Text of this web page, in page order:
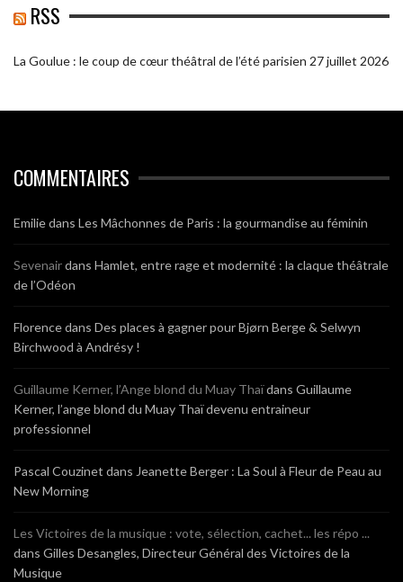
RSS
La Goulue : le coup de cœur théâtral de l’été parisien 27 juillet 2026
COMMENTAIRES
Emiliedans Les Mâchonnes de Paris : la gourmandise au féminin
Sevenairdans Hamlet, entre rage et modernité : la claque théâtrale
de l’Odéon
Florencedans Des places à gagner pour Bjørn Berge & Selwyn
Birchwood à Andrésy !
Guillaume Kerner, l’Ange blond du Muay Thaïdans Guillaume
Kerner, l’ange blond du Muay Thaï devenu entraineur
professionnel
Pascal Couzinet dans Jeanette Berger : La Soul à Fleur de Peau au
New Morning
Les Victoires de la musique : vote, sélection, cachet... les répo ...
dans Gilles Desangles, Directeur Général des Victoires de la
Musique